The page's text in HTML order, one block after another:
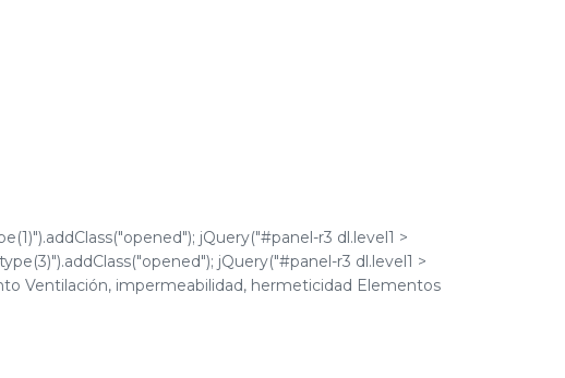
jQuery("#panel-r3 dl.level1 >
jQuery("#panel-r3 dl.level1 >
Ventilación, impermeabilidad, hermeticidad Elementos